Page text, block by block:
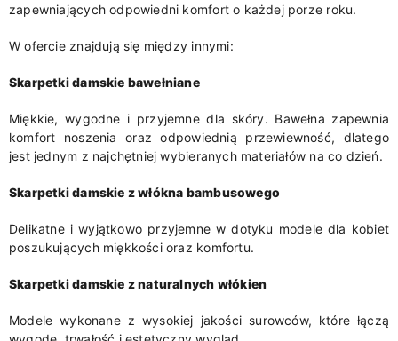
zapewniających odpowiedni komfort o każdej porze roku.
W ofercie znajdują się między innymi:
Skarpetki damskie bawełniane
Miękkie, wygodne i przyjemne dla skóry. Bawełna zapewnia
komfort noszenia oraz odpowiednią przewiewność, dlatego
jest jednym z najchętniej wybieranych materiałów na co dzień.
Skarpetki damskie z włókna bambusowego
Delikatne i wyjątkowo przyjemne w dotyku modele dla kobiet
poszukujących miękkości oraz komfortu.
Skarpetki damskie z naturalnych włókien
Modele wykonane z wysokiej jakości surowców, które łączą